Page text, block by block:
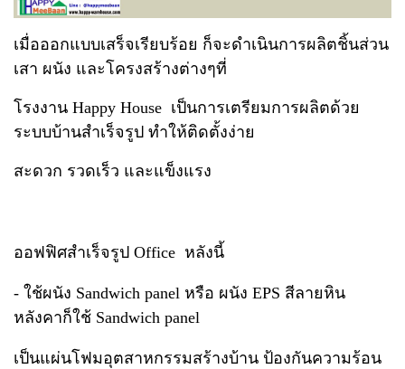
เมื่อออกแบบเสร็จเรียบร้อย ก็จะดำเนินการผลิตชิ้นส่วน
เสา ผนัง และโครงสร้างต่างๆที่
โรงงาน Happy House เป็นการเตรียมการผลิตด้วย
ระบบบ้านสำเร็จรูป ทำให้ติดตั้งง่าย
สะดวก รวดเร็ว และแข็งแรง
ออฟฟิศสำเร็จรูป Office หลังนี้
- ใช้ผนัง Sandwich panel หรือ ผนัง EPS สีลายหิน
หลังคาก็ใช้ Sandwich panel
เป็นแผ่นโฟมอุตสาหกรรมสร้างบ้าน ป้องกันความร้อน